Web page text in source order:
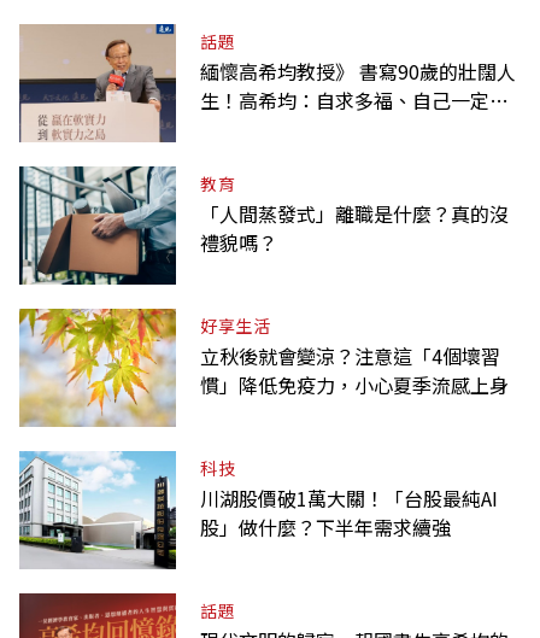
話題
緬懷高希均教授》 書寫90歲的壯闊人
生！高希均：自求多福、自己一定要
教育
「人間蒸發式」離職是什麼？真的沒
禮貌嗎？
好享生活
立秋後就會變涼？注意這「4個壞習
慣」降低免疫力，小心夏季流感上身
科技
川湖股價破1萬大關！「台股最純AI
股」做什麼？下半年需求續強
話題